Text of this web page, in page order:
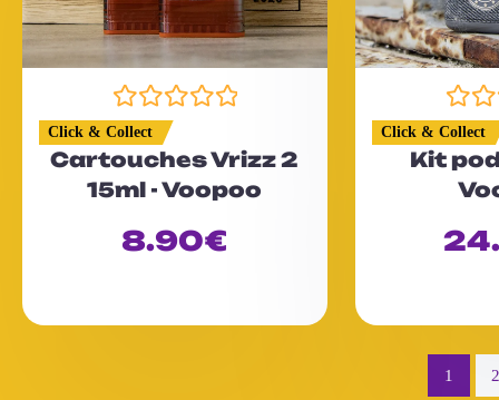
N
o
t
e
s
Click & Collect
Cartouches Vrizz 2
15ml - Voopoo
8.90€
N
o
t
s
Click & Collect
Kit
1